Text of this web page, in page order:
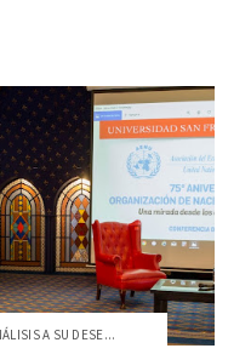
A SU DESE...